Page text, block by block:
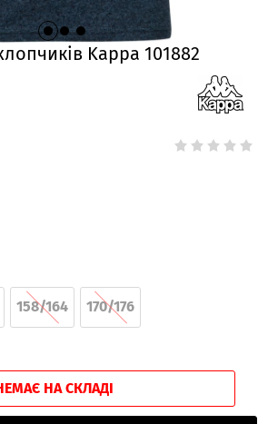
Kappa 101882
158/164 170/176
НА СКЛАДІ